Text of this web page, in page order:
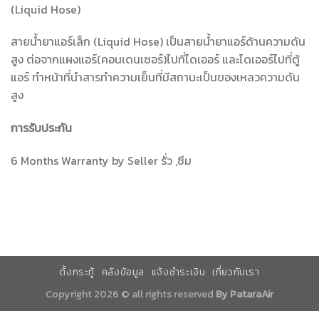
(Liquid Hose)
สายน้ำยาแอร์เล็ก (Liquid Hose) เป็นสายน้ำยาแอร์ด้านความดัน
สูง ต่อจากแผงแอร์(คอนเดนเซอร์)ไปที่ไดเออร์ และไดเออร์ไปที่ตู้
แอร์ ทำหน้าที่นำสารทำความเย็นที่มีสถานะเป็นของเหลวความดัน
สูง
การรับประกัน
6 Months Warranty by Seller รั่ว ,ซึม
ตั้งกระทู้ คลังข้อมูล แจ้งชำระเงิน เกี่ยวกับเรา
Copyright 2026 © all rights reserved By PataraAir